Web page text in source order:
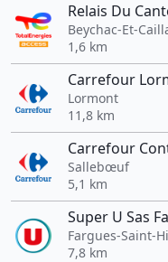
Relais Du
Beychac-Et-
1,6 km
Carrefour
Lormont
11,8 km
Carrefour
Sallebœuf
5,1 km
Super U Sas
Fargues-Saint-
7,8 km